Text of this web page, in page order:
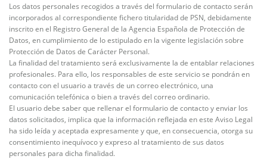
Los datos personales recogidos a través del formulario de contacto serán
incorporados al correspondiente fichero titularidad de PSN, debidamente
inscrito en el Registro General de la Agencia Española de Protección de
Datos, en cumplimiento de lo estipulado en la vigente legislación sobre
Protección de Datos de Carácter Personal.
La finalidad del tratamiento será exclusivamente la de entablar relaciones
profesionales. Para ello, los responsables de este servicio se pondrán en
contacto con el usuario a través de un correo electrónico, una
comunicación telefónica o bien a través del correo ordinario.
El usuario debe saber que rellenar el formulario de contacto y enviar los
datos solicitados, implica que la información reflejada en este Aviso Legal
ha sido leída y aceptada expresamente y que, en consecuencia, otorga su
consentimiento inequívoco y expreso al tratamiento de sus datos
personales para dicha finalidad.